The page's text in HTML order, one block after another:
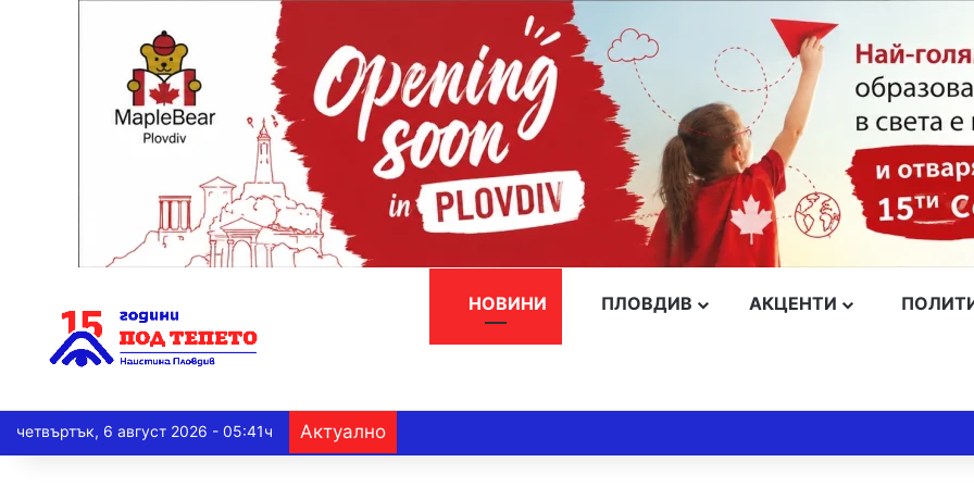
НОВИНИ ПЛОВДИВ АКЦЕНТИ
четвъртък, 6 август 2026 - 05:41ч Актуално